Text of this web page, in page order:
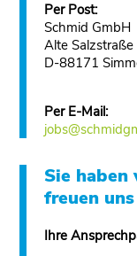
Per Post:
Schmid GmbH
Alte Salzstraße
D-88171
Per E-Mail:
Sie haben
freuen
Ihre